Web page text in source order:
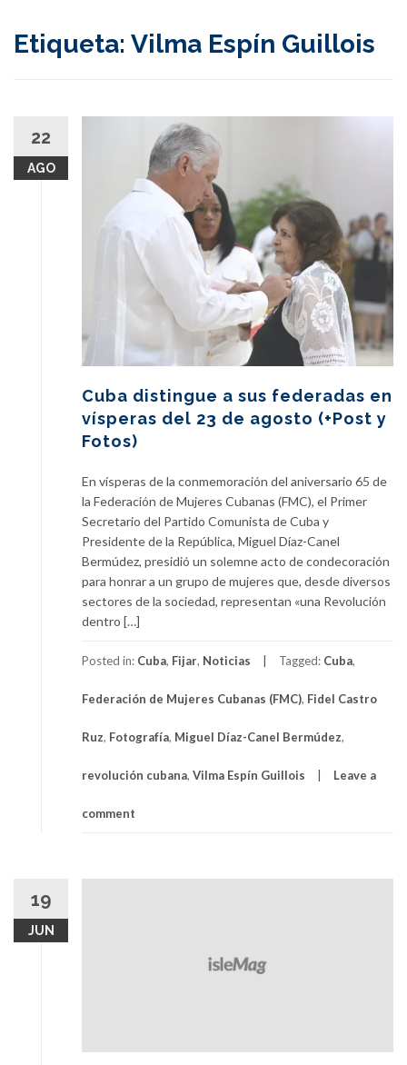
Etiqueta: Vilma Espín Guillois
22
AGO
Cuba distingue a sus federadas en
vísperas del 23 de agosto (+Post y
Fotos)
En vísperas de la conmemoración del aniversario 65 de
la Federación de Mujeres Cubanas (FMC), el Primer
Secretario del Partido Comunista de Cuba y
Presidente de la República, Miguel Díaz-Canel
Bermúdez, presidió un solemne acto de condecoración
para honrar a un grupo de mujeres que, desde diversos
sectores de la sociedad, representan «una Revolución
dentro […]
Posted in: Cuba, Fijar, Noticias Tagged: Cuba,
Federación de Mujeres Cubanas (FMC), Fidel Castro
Ruz, Fotografía, Miguel Díaz-Canel Bermúdez,
revolución cubana, Vilma Espín Guillois Leave a
comment
19
JUN